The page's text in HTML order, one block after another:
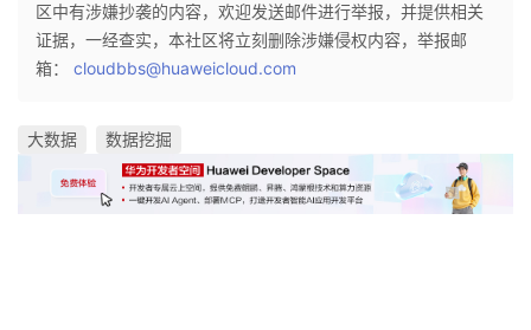
区中有涉嫌抄袭的内容，欢迎发送邮件进行举报，并提供相关
证据，一经查实，本社区将立刻删除涉嫌侵权内容，举报邮
箱： cloudbbs@huaweicloud.com
大数据 数据挖掘